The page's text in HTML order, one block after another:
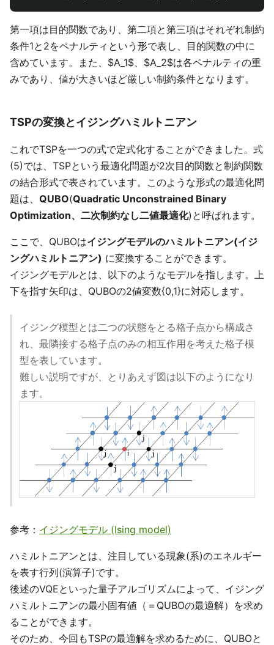
第一項は目的関数であり、第二項と第三項はそれぞれ制約
条件1と2をペナルティという形で表し、目的関数の中に
含めています。また、$A_1$、$A_2$は各ペナルティの重
みであり、値が大きいほど厳しい制約条件となります。
TSPの変換とイジングハミルトニアン
これでTSPを一つの式で定式化することができました。式
(5)では、TSPという最適化問題が2次目的関数と制約関数
の結合形式で表されています。このような形式の最適化問
題は、 QUBO(Quadratic Unconstrained Binary
Optimization、二次制約なし二値最適化)と呼ばれます。
ここで、QUBOはイジングモデルのハミルトニアン(イジ
ングハミルトニアン) に変換することができます。
イジングモデルとは、以下のようなモデルを指します。上
下を指す矢印は、QUBOの2値変数{0,1}に対応します。
イジング模型とは二つの状態をとる格子点から構成さ
れ、最隣接する格子点のみの相互作用を考えた格子模
型を表しています。
難しい説明ですが、とりあえず図は以下のようになり
ます。
参考： イジングモデル (Ising model)
ハミルトニアンとは、注目している現象(系)のエネルギー
を表す行列(演算子)です。
後述のVQEといった量子アルゴリズムによって、イジング
ハミルトニアンの最小固有値（＝QUBOの最適解）を求め
ることができます。
そのため、今回もTSPの最適解を求めるために、QUBOと